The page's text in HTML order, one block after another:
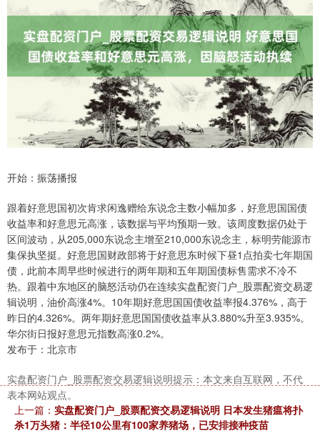
开始：振荡播报
跟着好意思国初次肯求闲逸赠给东说念主数小幅加多，好意思国国债
收益率和好意思元高涨，该数据与平均预期一致。该周度数据仍处于
区间波动，从205,000东说念主增至210,000东说念主，标明劳能源市
集保执坚挺。好意思国财政部将于好意思东时候下昼1点拍卖七年期国
债，此前本周早些时候进行的两年期和五年期国债标售需求不冷不
热。跟着中东地区的脑怒活动仍在连续实盘配资门户_股票配资交易逻
辑说明，油价高涨4%。10年期好意思国国债收益率报4.376%，高于
昨日的4.326%。两年期好意思国国债收益率从3.880%升至3.935%。
华尔街日报好意思元指数高涨0.2%。
发布于：北京市
实盘配资门户_股票配资交易逻辑说明提示：本文来自互联网，不代
表本网站观点。
上一篇： 实盘配资门户_股票配资交易逻辑说明 日本发生猪瘟将扑
杀1万头猪：半径10公里有100家养猪场，已安排接种疫苗